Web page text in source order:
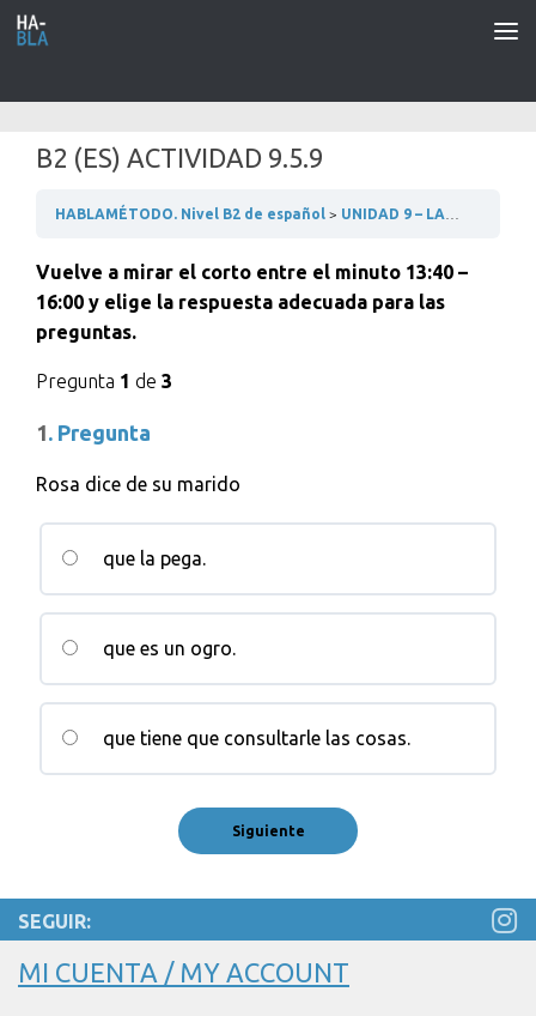
Saltar al contenido
B2 (ES) ACTIVIDAD 9.5.9
HABLAMÉTODO. Nivel B2 de español UNIDAD 9 – LAS PROFESIONES
Vuelve a mirar el corto entre el minuto 13:40 –
16:00 y elige la respuesta adecuada para las
preguntas.
Pregunta 1 de 3
1. Pregunta
Rosa dice de su marido
que la pega.
que es un ogro.
que tiene que consultarle las cosas.
SEGUIR:
MI CUENTA / MY ACCOUNT